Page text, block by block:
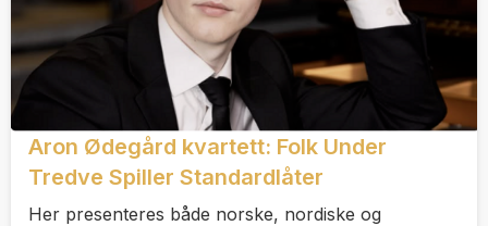
Aron Ødegård kvartett: Folk Under
Tredve Spiller Standardlåter
Her presenteres både norske, nordiske og